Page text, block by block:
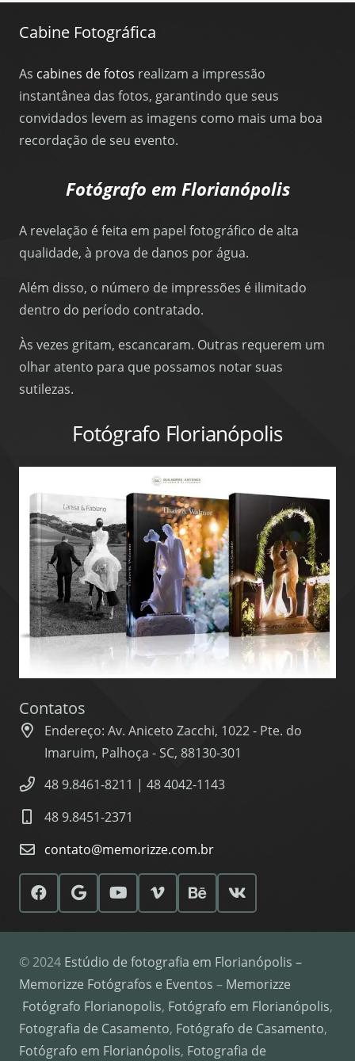
Cabine Fotográfica
As cabines de fotos realizam a impressão
instantânea das fotos, garantindo que seus
convidados levem as imagens como mais uma boa
recordação de seu evento.
Fotógrafo em Florianópolis
A revelação é feita em papel fotográfico de alta
qualidade, à prova de danos por água.
Além disso, o número de impressões é ilimitado
dentro do período contratado.
Às vezes gritam, escancaram. Outras requerem um
olhar atento para que possamos notar suas
sutilezas.
Fotógrafo Florianópolis
Contatos
Endereço: Av. Aniceto Zacchi, 1022 - Pte. do
Imaruim, Palhoça - SC, 88130-301
48 9.8461-8211 | 48 4042-1143
48 9.8451-2371
contato@memorizze.com.br
© 2024 Estúdio de fotografia em Florianópolis –
Memorizze Fotógrafos e Eventos – Memorizze
Fotógrafo Florianopolis, Fotógrafo em Florianópolis,
Fotografia de Casamento, Fotógrafo de Casamento,
Fotógrafo em Florianópolis, Fotografia de